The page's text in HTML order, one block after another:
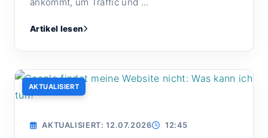
Artikel lesen
AKTUALISIERT
AKTUALISIERT: 12.07.2026 12:45